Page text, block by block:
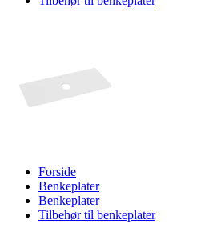
Forside
Benkeplater
Benkeplater
Tilbehør til benkeplater